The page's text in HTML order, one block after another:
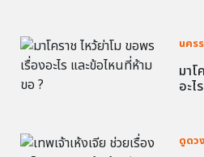
นคร
มาโ
อะไ
ดูดวง